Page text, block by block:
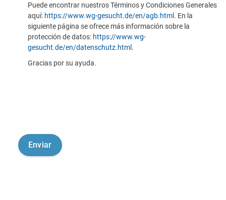
Puede encontrar nuestros Términos y Condiciones Generales
aquí: https://www.wg-gesucht.de/en/agb.html . En la
siguiente página se ofrece más información sobre la
protección de datos: https://www.wg-
gesucht.de/en/datenschutz.html .
Gracias por su ayuda.